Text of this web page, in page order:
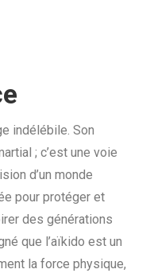
indélébile. Son
; c’est une voie
d’un monde
pour protéger et
des générations
que l’aïkido est un
la force physique,